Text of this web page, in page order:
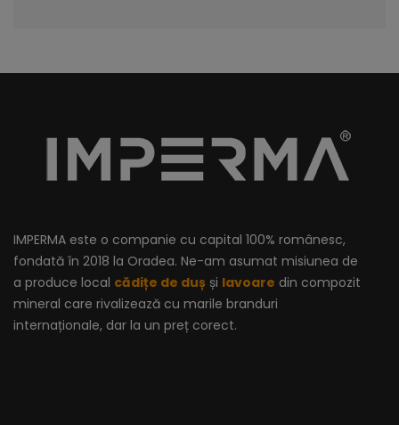
de design personalizabil ce îmbină eleganța cu utilitatea.
finisajele impecabile ale acestui produs.
lei
IMPERMA este o companie cu capital 100% românesc,
fondată în 2018 la Oradea. Ne-am asumat misiunea de
a produce local cădițe de duș și lavoare din compozit
mineral care rivalizează cu marile branduri
internaționale, dar la un preț corect.